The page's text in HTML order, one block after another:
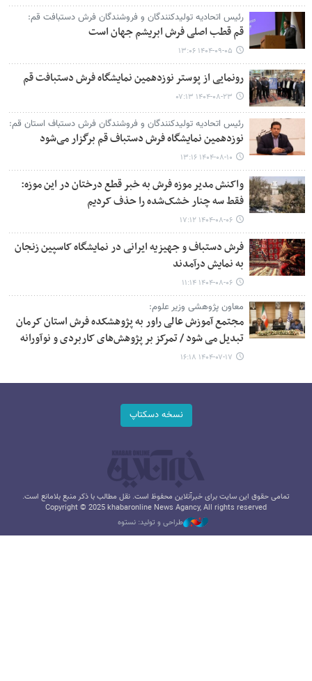
رئیس اتحادیه تولیدکنندگان و فروشندگان فرش دستبافت قم:
قم قطب اصلی فرش ابریشم جهان است
۱۴۰۴-۰۹-۰۵ ۱۳:۰۶
رونمایی از پوستر نوزدهمین نمایشگاه فرش دستبافت قم
۱۴۰۴-۰۸-۲۳ ۰۷:۱۳
رئیس اتحادیه تولیدکنندگان و فروشندگان فرش دستباف استان قم:
نوزدهمین نمایشگاه فرش دستباف قم برگزار می‌شود
۱۴۰۴-۰۸-۱۰ ۱۳:۱۶
واکنش مدیر موزه فرش به خبر قطع درختان در این موزه:
فقط سه چنار خشک‌شده را حذف کردیم
۱۴۰۴-۰۸-۰۶ ۱۷:۱۲
فرش دستباف و جهیزیه ایرانی در نمایشگاه کاسپین زنجان
به نمایش درآمدند
۱۴۰۴-۰۸-۰۶ ۱۱:۱۴
معاون پژوهشی وزیر علوم:
مجتمع آموزش عالی راور به پژوهشکده فرش استان کرمان
تبدیل می شود / تمرکز بر پژوهش‌های کاربردی و نوآورانه
۱۴۰۴-۰۷-۱۷ ۱۶:۱۸
نسخه دسکتاپ
تمامی حقوق این سایت برای خبرآنلاین محفوظ است. نقل مطالب با ذکر منبع بلامانع است.
Copyright © 2025 khabaronline News Agancy, All rights reserved
طراحی و تولید: نستوه